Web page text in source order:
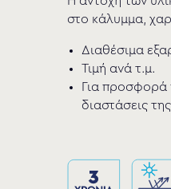
στο κάλυμμα,
Διαθέσιμα
Τιμή ανά τ.μ.
Για προσφορά
διαστάσεις